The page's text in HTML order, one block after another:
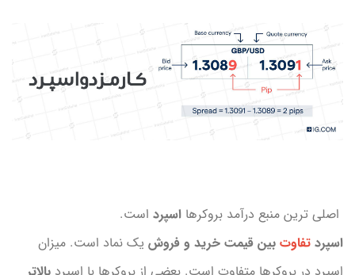
اصلی ترین منبع درآمد بروکرها اسپرد است.
اسپردتفاوتبین قیمت خرید و فروش یک نماد است. میزان